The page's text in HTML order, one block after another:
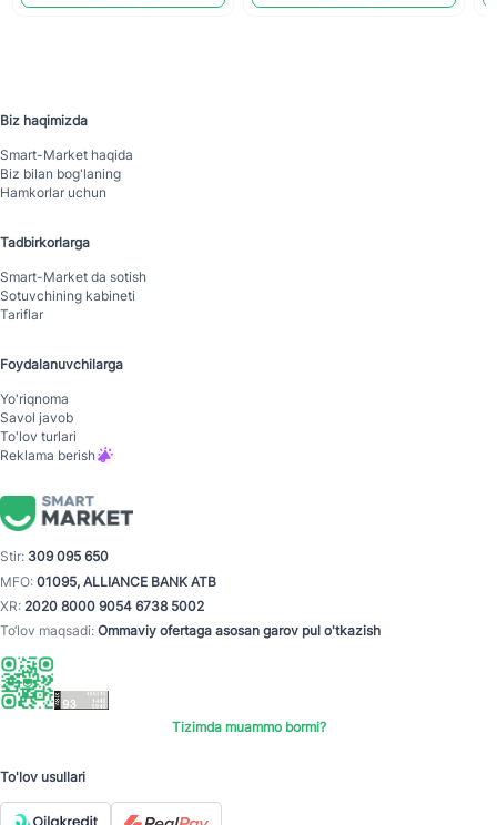
Biz haqimizda
Smart-Mаrket haqida
Biz bilan bog'laning
Hamkorlar uchun
Tadbirkorlarga
Smart-Mаrket da sotish
Sotuvchining kabineti
Tariflar
Foydalanuvchilarga
Yo'riqnoma
Savol javob
To'lov turlari
Reklama berish
Stir: 309 095 650
MFO: 01095, ALLIANCE BANK ATB
XR: 2020 8000 9054 6738 5002
To‘lov maqsadi: Ommaviy ofertaga asosan garov pul o'tkazish
Tizimda muammo bormi?
To'lov usullari